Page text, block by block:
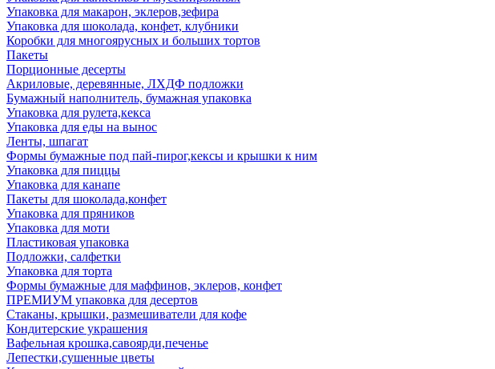
Упаковка для макарон, эклеров,зефира
Упаковка для шоколада, конфет, клубники
Коробки для многоярусных и больших тортов
Пакеты
Порционные десерты
Акриловые, деревянные, ЛХДФ подложки
Бумажный наполнитель, бумажная упаковка
Упаковка для рулета,кекса
Упаковка для еды на вынос
Ленты, шпагат
Формы бумажные под пай-пирог,кексы и крышки к ним
Упаковка для пиццы
Упаковка для канапе
Пакеты для шоколада,конфет
Упаковка для пряников
Упаковка для моти
Пластиковая упаковка
Подложки, салфетки
Упаковка для торта
Формы бумажные для маффинов, эклеров, конфет
ПРЕМИУМ упаковка для десертов
Стаканы, крышки, размешиватели для кофе
Кондитерские украшения
Вафельная крошка,савоярди,печенье
Лепестки,сушенные цветы